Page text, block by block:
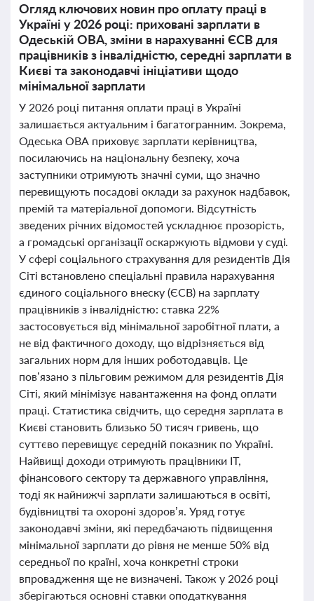
Огляд ключових новин про оплату праці в
Україні у 2026 році: приховані зарплати в
Одеській ОВА, зміни в нарахуванні ЄСВ для
працівників з інвалідністю, середні зарплати в
Києві та законодавчі ініціативи щодо
мінімальної зарплати
У 2026 році питання оплати праці в Україні
залишається актуальним і багатогранним. Зокрема,
Одеська ОВА приховує зарплати керівництва,
посилаючись на національну безпеку, хоча
заступники отримують значні суми, що значно
перевищують посадові оклади за рахунок надбавок,
премій та матеріальної допомоги. Відсутність
зведених річних відомостей ускладнює прозорість,
а громадські організації оскаржують відмови у суді.
У сфері соціального страхування для резидентів Дія
Сіті встановлено спеціальні правила нарахування
єдиного соціального внеску (ЄСВ) на зарплату
працівників з інвалідністю: ставка 22%
застосовується від мінімальної заробітної плати, а
не від фактичного доходу, що відрізняється від
загальних норм для інших роботодавців. Це
пов’язано з пільговим режимом для резидентів Дія
Сіті, який мінімізує навантаження на фонд оплати
праці. Статистика свідчить, що середня зарплата в
Києві становить близько 50 тисяч гривень, що
суттєво перевищує середній показник по Україні.
Найвищі доходи отримують працівники ІТ,
фінансового сектору та державного управління,
тоді як найнижчі зарплати залишаються в освіті,
будівництві та охороні здоров’я. Уряд готує
законодавчі зміни, які передбачають підвищення
мінімальної зарплати до рівня не менше 50% від
середньої по країні, хоча конкретні строки
впровадження ще не визначені. Також у 2026 році
зберігаються основні ставки оподаткування